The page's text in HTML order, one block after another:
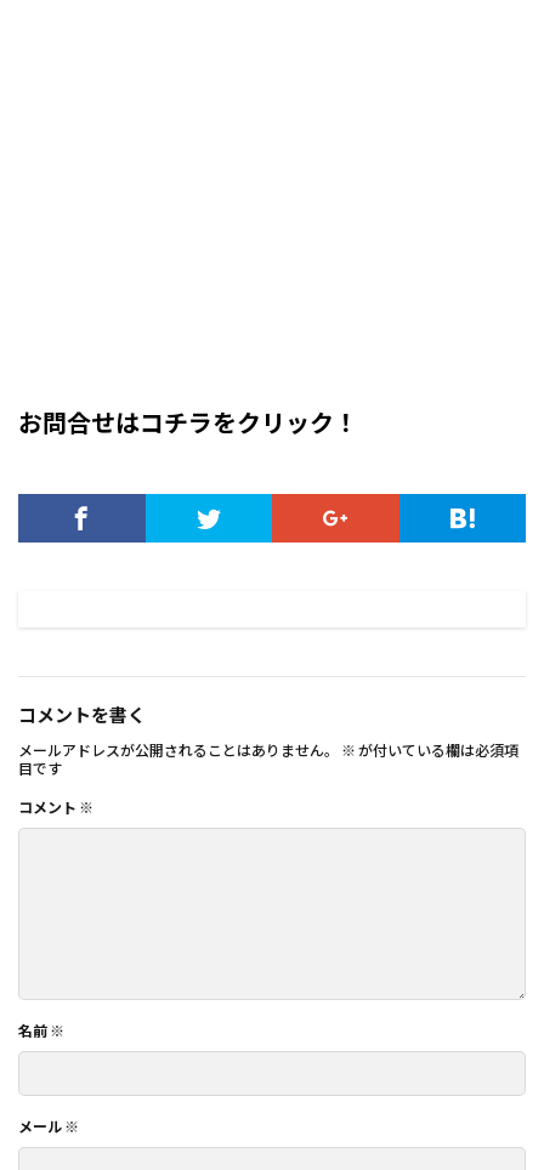
お問合せはコチラをクリック！
コメントを書く
メールアドレスが公開されることはありません。 ※ が付いている欄は必須項
目です
コメント ※
名前 ※
メール ※